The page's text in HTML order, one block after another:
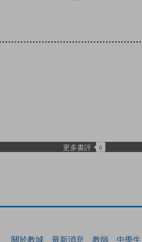
更多書評 6
關於教城 最新消息 教師 中學生